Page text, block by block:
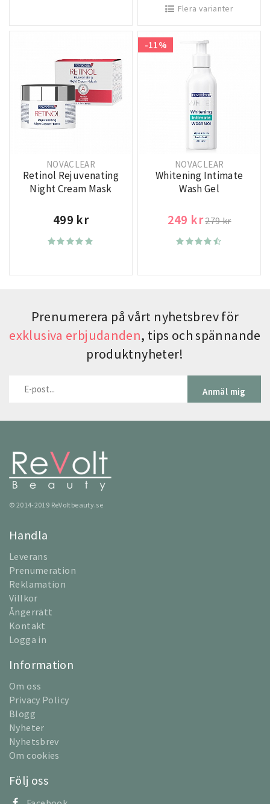
Flera varianter
NOVACLEAR
Retinol Rejuvenating
Night Cream Mask
499 kr
-11%
NOVACLEAR
Whitening Intimate
Wash Gel
249 kr279 kr
Prenumerera på vårt nyhetsbrev för
exklusiva erbjudanden, tips och spännande
produktnyheter!
Anmäl mig
© 2014-2019 ReVoltbeauty.se
Handla
Leverans
Prenumeration
Reklamation
Villkor
Ångerrätt
Kontakt
Logga in
Information
Om oss
Privacy Policy
Blogg
Nyheter
Nyhetsbrev
Om cookies
Följ oss